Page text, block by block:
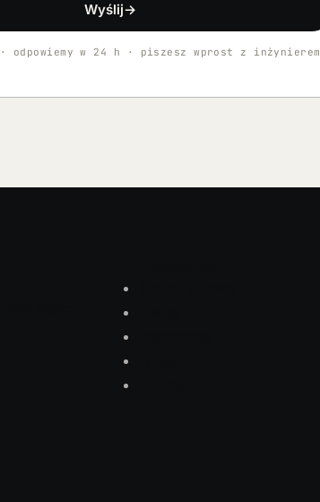
Wyślij→
· odpowiemy w 24 h · piszesz wprost z inżynierem